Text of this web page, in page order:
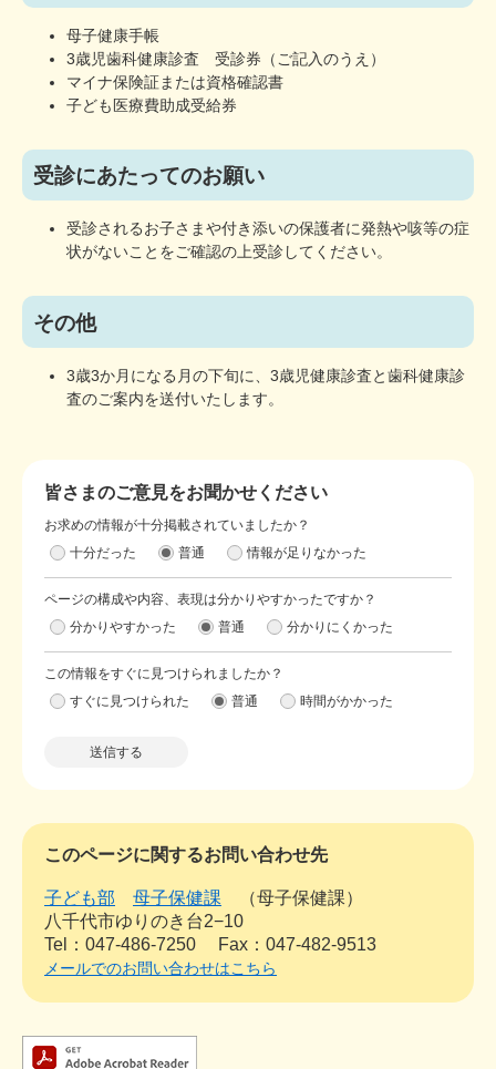
母子健康手帳
3歳児歯科健康診査 受診券（ご記入のうえ）
マイナ保険証または資格確認書
子ども医療費助成受給券
受診にあたってのお願い
受診されるお子さまや付き添いの保護者に発熱や咳等の症
状がないことをご確認の上受診してください。
その他
3歳3か月になる月の下旬に、3歳児健康診査と歯科健康診
査のご案内を送付いたします。
皆さまのご意見をお聞かせください
お求めの情報が十分掲載されていましたか？
十分だった
普通 情報が足りなかった
ページの構成や内容、表現は分かりやすかったですか？
分かりやすかった
普通 分かりにくかった
この情報をすぐに見つけられましたか？
すぐに見つけられた
普通 時間がかかった
このページに関するお問い合わせ先
子ども部 母子保健課
母子保健課
八千代市ゆりのき台2−10
Tel：047-486-7250
Fax：047-482-9513
メールでのお問い合わせはこちら